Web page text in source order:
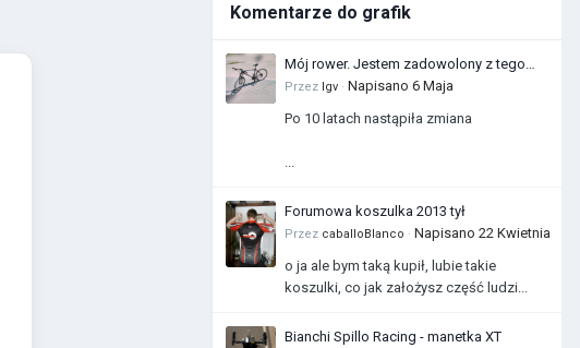
Komentarze do grafik
Mój rower. Jestem zadowolony z tego
zakupu
Przez Igv · Napisano 6 Maja
Po 10 latach nastąpiła zmiana
Forumowa koszulka 2013 tył
Przez caballoBlanco · Napisano 22 Kwietnia
o ja ale bym taką kupił, lubie takie
koszulki, co jak założysz część ludzi...
Bianchi Spillo Racing - manetka XT